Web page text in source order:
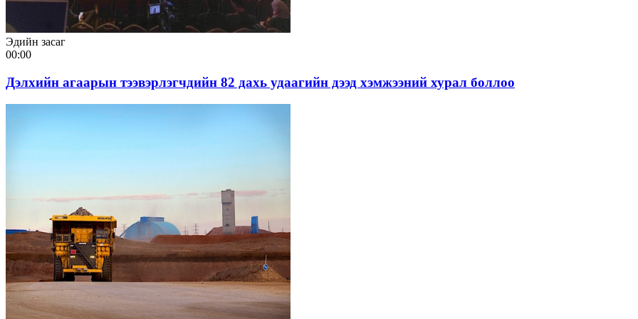
Эдийн засаг
00:00
Дэлхийн агаарын тээвэрлэгчдийн 82 дахь удаагийн дээд хэмжээний хурал боллоо